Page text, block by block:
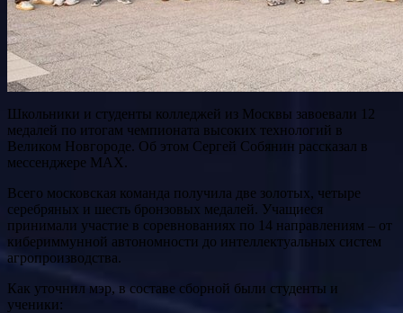
Школьники и студенты колледжей из Москвы завоевали 12
медалей по итогам чемпионата высоких технологий в
Великом Новгороде. Об этом Сергей Собянин рассказал в
мессенджере MAX.
Всего московская команда получила две золотых, четыре
серебряных и шесть бронзовых медалей. Учащиеся
принимали участие в соревнованиях по 14 направлениям – от
кибериммунной автономности до интеллектуальных систем
агропроизводства.
Как уточнил мэр, в составе сборной были студенты и
ученики: